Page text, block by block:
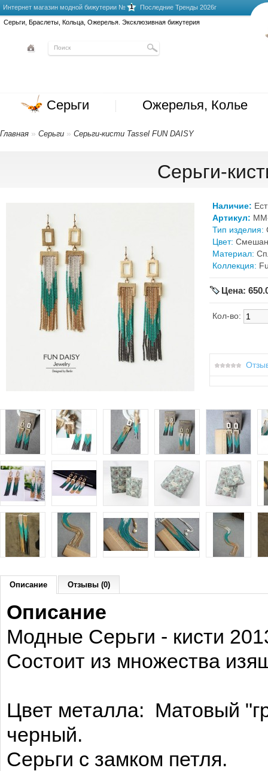
Интернет магазин модной бижутерии № 1 Последние Тренды 2026г
Серьги, Браслеты, Кольца, Ожерелья. Эксклюзивная бижутерия
Серьги Ожерелья, Колье
Главная » Серьги » Серьги-кисти Tassel FUN DAISY
Серьги-
Наличие:
Артикул:
Тип изделия:
Цвет:
Материал:
Коллекция:
Цена:
Кол-во:
Описание Отзывы (0)
Описание
Модные Серьги - кисти
Состоит из множества
Цвет металла: Матовый
черный.
Серьги с замком петля.